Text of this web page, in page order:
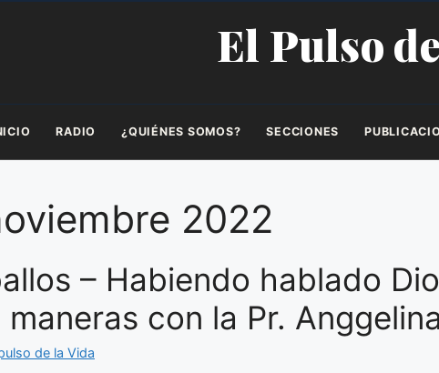
El Pulso
RADIO ¿QUIÉNES SOMOS? SECCIONES
2022
– Habiendo hablado
maneras con la Pr.
de la Vida